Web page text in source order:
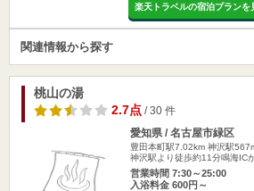
楽天トラベルの宿泊プランを
関連情報から探す
桃山の湯
2.7点/ 30 件
愛知県 / 名古屋市緑区
豊田本町駅7.02km 神沢駅
神沢駅より徒歩約11分鳴海IC
営業時間 7:30～25:00
入浴料金 600円～